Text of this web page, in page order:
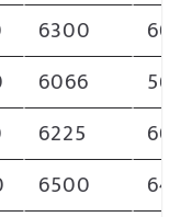
6300
6066
6225
6500